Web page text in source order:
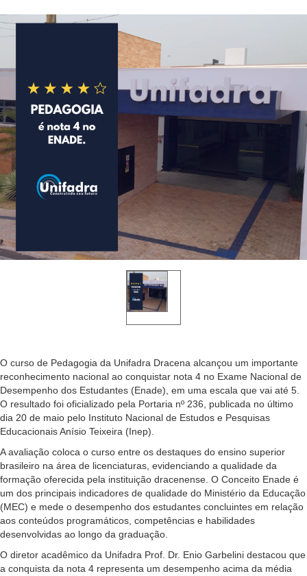
O curso de Pedagogia da Unifadra Dracena alcançou um importante
reconhecimento nacional ao conquistar nota 4 no Exame Nacional de
Desempenho dos Estudantes (Enade), em uma escala que vai até 5.
O resultado foi oficializado pela Portaria nº 236, publicada no último
dia 20 de maio pelo Instituto Nacional de Estudos e Pesquisas
Educacionais Anísio Teixeira (Inep).
A avaliação coloca o curso entre os destaques do ensino superior
brasileiro na área de licenciaturas, evidenciando a qualidade da
formação oferecida pela instituição dracenense. O Conceito Enade é
um dos principais indicadores de qualidade do Ministério da Educação
(MEC) e mede o desempenho dos estudantes concluintes em relação
aos conteúdos programáticos, competências e habilidades
desenvolvidas ao longo da graduação.
O diretor acadêmico da Unifadra Prof. Dr. Enio Garbelini destacou que
a conquista da nota 4 representa um desempenho acima da média